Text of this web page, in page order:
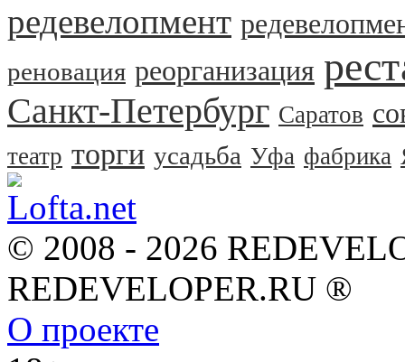
редевелопмент
реновация реорганизация
Санкт-Петербург Саратов
театр торги усадьба Уфа фабрика
© 2008 - 2026
REDEVELOPER.RU ®
О проекте